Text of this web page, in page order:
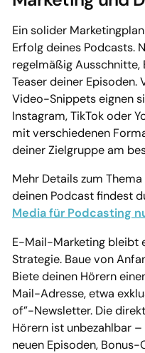
Ein solider
Erfolg deines Podcasts.
regelmäßig Ausschnitte,
Teaser deiner Episoden.
Video-Snippets eignen
Instagram, TikTok oder
mit verschiedenen
deiner Zielgruppe am
Mehr Details zum
deinen Podcast findest
Media für Podcasting
E-Mail-Marketing bleibt
Strategie. Baue von
Biete deinen Hörern
Mail-Adresse, etwa
of”-Newsletter. Die
Hörern ist unbezahlbar
neuen Episoden,